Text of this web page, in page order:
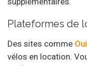
Plateformes de
Des sites comme
vélos en location.